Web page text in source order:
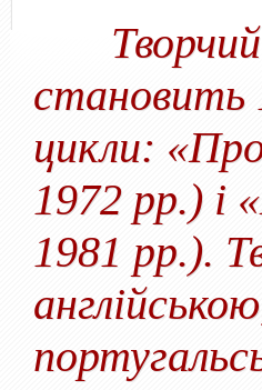
Творчий
становить
цикли:
1972 рр.) і
1981 рр.).